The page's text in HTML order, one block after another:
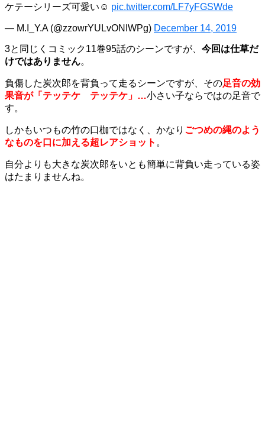
ケテーシリーズ可愛い☺ pic.twitter.com/LF7yFGSWde
— M.I_Y.A (@zzowrYULvONIWPg) December 14, 2019
3と同じくコミック11巻95話のシーンですが、 今回は仕草だ
けではありません。
負傷した炭次郎を背負って走るシーンですが、その足音の効
果音が「テッテケ テッテケ」…小さい子ならではの足音で
す。
しかもいつもの竹の口枷ではなく、かなり ごつめの縄のよう
なものを口に加える超レアショット 。
自分よりも大きな炭次郎をいとも簡単に背負い走っている姿
はたまりませんね。